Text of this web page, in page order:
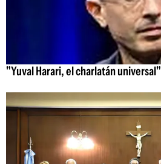
"Yuval Harari, el charlatán universal"